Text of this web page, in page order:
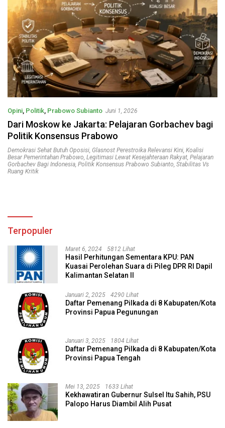
Opini Politik Prabowo Subianto Juni 1, 2026
Dari Moskow ke Jakarta: Pelajaran Gorbachev bagi
Politik Konsensus Prabowo
Demokrasi Sehat Butuh Oposisi, Glasnost Perestroika Relevansi Kini, Koalisi
Besar Pemerintahan Prabowo, Legitimasi Lewat Kesejahteraan Rakyat, Pelajaran
Gorbachev Bagi Indonesia, Politik Konsensus Prabowo Subianto, Stabilitas Vs
Ruang Kritik
Terpopuler
Maret 6, 2024 5812 Lihat
Hasil Perhitungan Sementara KPU: PAN
Kuasai Perolehan Suara di Pileg DPR RI Dapil
Kalimantan Selatan II
Januari 2, 2025 4290 Lihat
Daftar Pemenang Pilkada di 8 Kabupaten/Kota
Provinsi Papua Pegunungan
Januari 3, 2025 1804 Lihat
Daftar Pemenang Pilkada di 8 Kabupaten/Kota
Provinsi Papua Tengah
Mei 13, 2025 1633 Lihat
Kekhawatiran Gubernur Sulsel Itu Sahih, PSU
Palopo Harus Diambil Alih Pusat